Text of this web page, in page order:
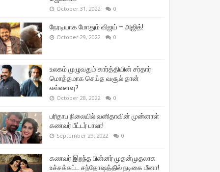
October 31, 2022 0
நேரடியாக மோதும் விஜய் – அஜித்!
October 29, 2022 0
உலகம் முழுவதும் கார்த்தியின் சர்தார்
மொத்தமாக செய்த வசூல் தான்
எவ்வளவு?
October 28, 2022 0
பரிதாப நிலையில் வனிதாவின் முன்னாள்
கணவர் பீட்டர் பாலா!
September 29, 2022 0
கணவர் இறந்த பின்னர் முதன்முதலாக
உச்சக்கட்ட சந்தோஷத்தில் நடிகை மீனா!